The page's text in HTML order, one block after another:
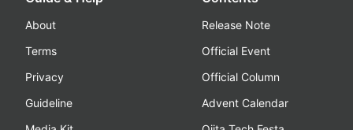
About
Terms
Privacy
Guideline
Release Note
Official Event
Official Column
Advent Calendar